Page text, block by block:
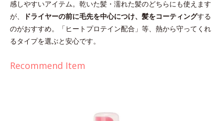
感しやすいアイテム。乾いた髪・濡れた髪のどちらにも使えます
が、
ドライヤーの前に毛先を中心につけ、髪をコーティングする
のがおすすめ。「ヒートプロテイン配合」等、熱から守ってくれ
るタイプを選ぶと安心です。
Recommend Item